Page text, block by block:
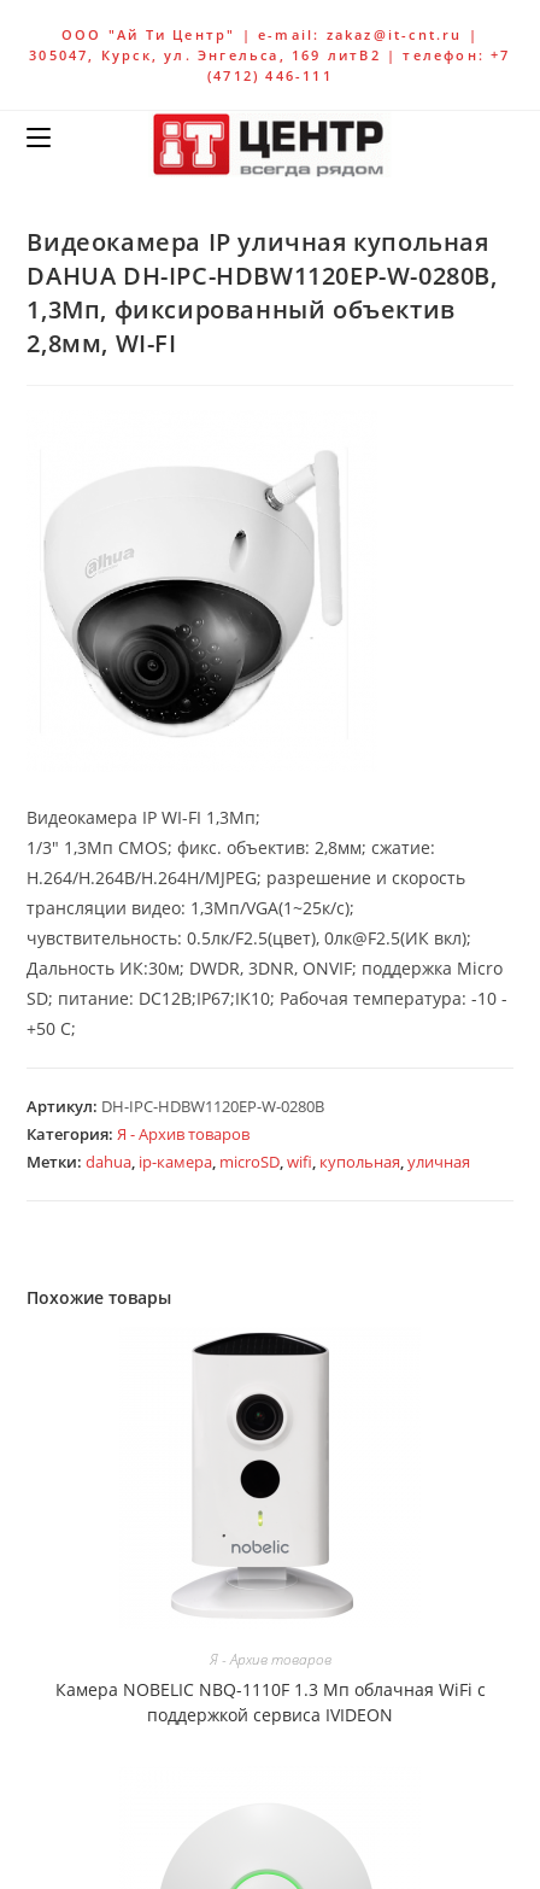
ООО "Ай Ти Центр" | e-mail: zakaz@it-cnt.ru |
305047, Курск, ул. Энгельса, 169 литВ2 | телефон: +7
(4712) 446-111
Видеокамера IP уличная купольная
DAHUA DH-IPC-HDBW1120EP-W-0280B,
1,3Мп, фиксированный объектив
2,8мм, WI-FI
Видеокамера IP WI-FI 1,3Мп;
1/3″ 1,3Мп CMOS; фикс. объектив: 2,8мм; сжатие:
H.264/H.264B/H.264H/MJPEG; разрешение и скорость
трансляции видео: 1,3Мп/VGA(1~25к/c);
чувствительность: 0.5лк/F2.5(цвет), 0лк@F2.5(ИК вкл);
Дальность ИК:30м; DWDR, 3DNR, ONVIF; поддержка Micro
SD; питание: DC12В;IP67;IK10; Рабочая температура: -10 -
+50 С;
Артикул: DH-IPC-HDBW1120EP-W-0280B
Категория:Я - Архив товаров
Метки:dahua, ip-камера, microSD,wifi, купольная,уличная
Похожие товары
Я - Архив товаров
Камера NOBELIC NBQ-1110F 1.3 Мп облачная WiFi c
поддержкой сервиса IVIDEON